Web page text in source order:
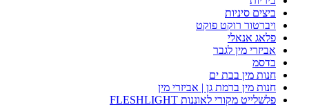
ביצים סיניות
ויברטור רוקט פוקט
פלאג אנאלי
אביזרי מין לגבר
בדסמ
חנות מין בבת ים
חנות מין ברמת גן | אביזרי מין
פלשלייט מקורי לאוננות FLESHLIGHT